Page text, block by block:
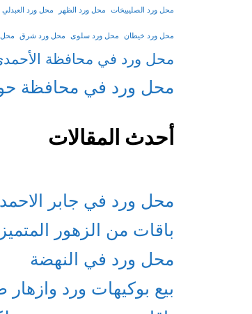
محل ورد الصليبيخات محل ورد الظهر محل ورد العبدلي
محل ورد خيطان محل ورد سلوى محل ورد شرق محل
محل ورد في محافظة
محل ورد في محافظة
أحدث المقالات
محل ورد في جابر الاحمد
باقات من الزهور
محل ورد في النهضة
بيع بوكيهات ورد وازهار